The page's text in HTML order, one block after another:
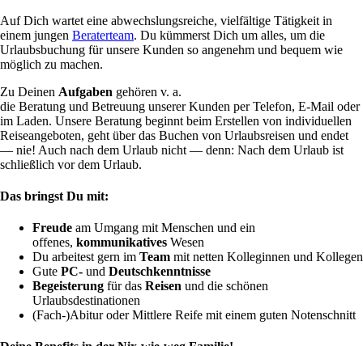
Auf Dich wartet eine abwechslungsreiche, vielfältige Tätigkeit in
einem jungen Beraterteam. Du kümmerst Dich um alles, um die
Urlaubsbuchung für unsere Kunden so angenehm und bequem wie
möglich zu machen.
Zu Deinen Aufgaben gehören v. a.
die Beratung und Betreuung unserer Kunden per Telefon, E-Mail oder
im Laden. Unsere Beratung beginnt beim Erstellen von individuellen
Reiseangeboten, geht über das Buchen von Urlaubsreisen und endet
— nie! Auch nach dem Urlaub nicht — denn: Nach dem Urlaub ist
schließlich vor dem Urlaub.
Das bringst Du mit:
Freude am Umgang mit Menschen und ein
offenes, kommunikatives Wesen
Du arbeitest gern im Team mit netten Kolleginnen und Kollegen
Gute PC- und Deutschkenntnisse
Begeisterung für das Reisen und die schönen
Urlaubsdestinationen
(Fach-)Abitur oder Mittlere Reife mit einem guten Notenschnitt